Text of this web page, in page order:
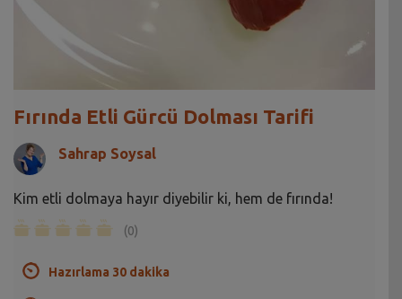
Fırında Etli Gürcü Dolması Tarifi
Sahrap Soysal
Kim etli dolmaya hayır diyebilir ki, hem de fırında!
(0)
Hazırlama 30 dakika